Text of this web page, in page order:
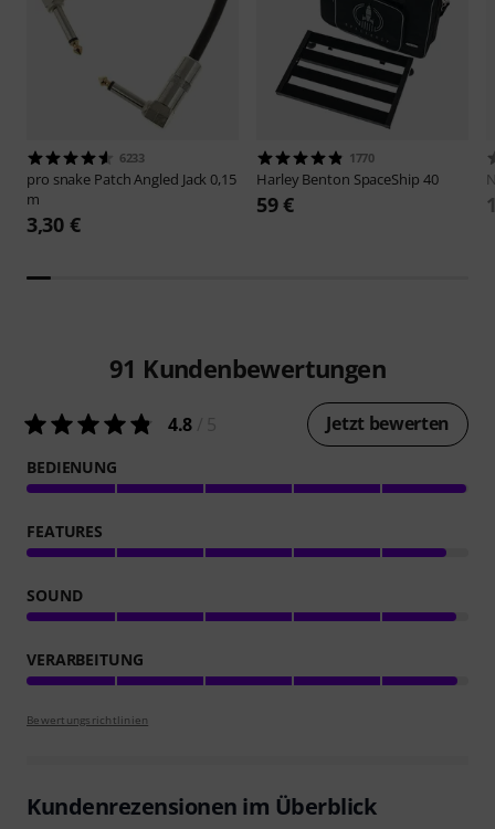
6233
pro snake Patch Angled Jack 0,15
m
3,30 €
1770
Harley Benton SpaceShip 40
59 €
91 Kundenbewertungen
4.8 Jetzt bewerten
BEDIENUNG
FEATURES
SOUND
VERARBEITUNG
Bewertungsrichtlinien
Kundenrezensionen im Überblick